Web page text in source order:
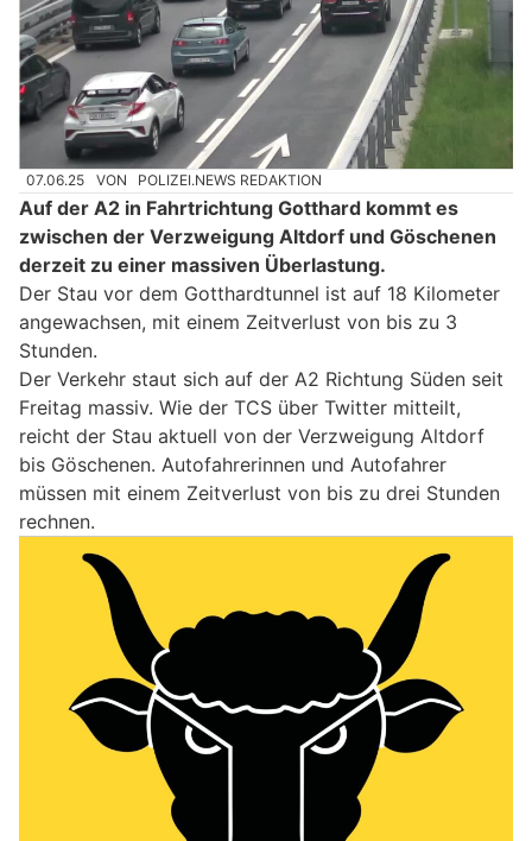
07.06.25 VON POLIZEI.NEWS REDAKTION
Auf der A2 in Fahrtrichtung Gotthard kommt es
zwischen der Verzweigung Altdorf und Göschenen
derzeit zu einer massiven Überlastung.
Der Stau vor dem Gotthardtunnel ist auf 18 Kilometer
angewachsen, mit einem Zeitverlust von bis zu 3
Stunden.
Der Verkehr staut sich auf der A2 Richtung Süden seit
Freitag massiv. Wie der TCS über Twitter mitteilt,
reicht der Stau aktuell von der Verzweigung Altdorf
bis Göschenen. Autofahrerinnen und Autofahrer
müssen mit einem Zeitverlust von bis zu drei Stunden
rechnen.